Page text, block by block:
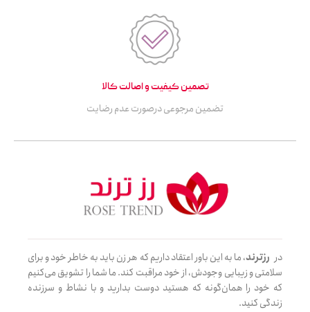
تصمین کیفیت و اصالت کالا
تضمین مرجوعی درصورت عدم رضایت
در رزترند، ما به این باور اعتقاد داریم که هر زن باید به خاطر خود و برای
سلامتی و زیبایی وجودش، از خود مراقبت کند. ما شما را تشویق می‌کنیم
که خود را همان‌گونه که هستید دوست بدارید و با نشاط و سرزنده
زندگی کنید.